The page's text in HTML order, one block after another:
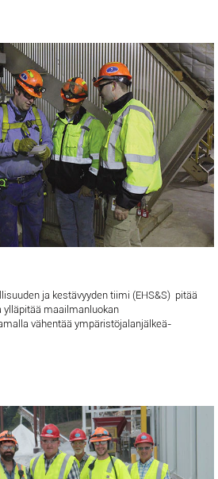
ja kestävyyden tiimi (EHS&S) pitää
maailmanluokan
vähentää ympäristöjalanjälkeä-